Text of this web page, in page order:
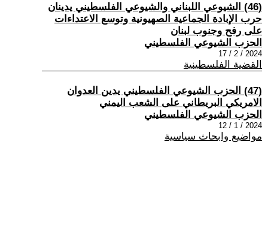
(46) الشيوعي اللبناني والشيوعي الفلسطيني يدينان
حرب الإبادة الجماعية الصهيونية وتوسع الاعتداءات
على رفح وجنوب لبنان
الحزب الشيوعي الفلسطيني
2024 / 2 / 17
القضية الفلسطينية
(47) الحزب الشيوعي الفلسطيني يدين العدوان
الامريكي البريطاني على الشعب اليمني
الحزب الشيوعي الفلسطيني
2024 / 1 / 12
مواضيع وابحاث سياسية